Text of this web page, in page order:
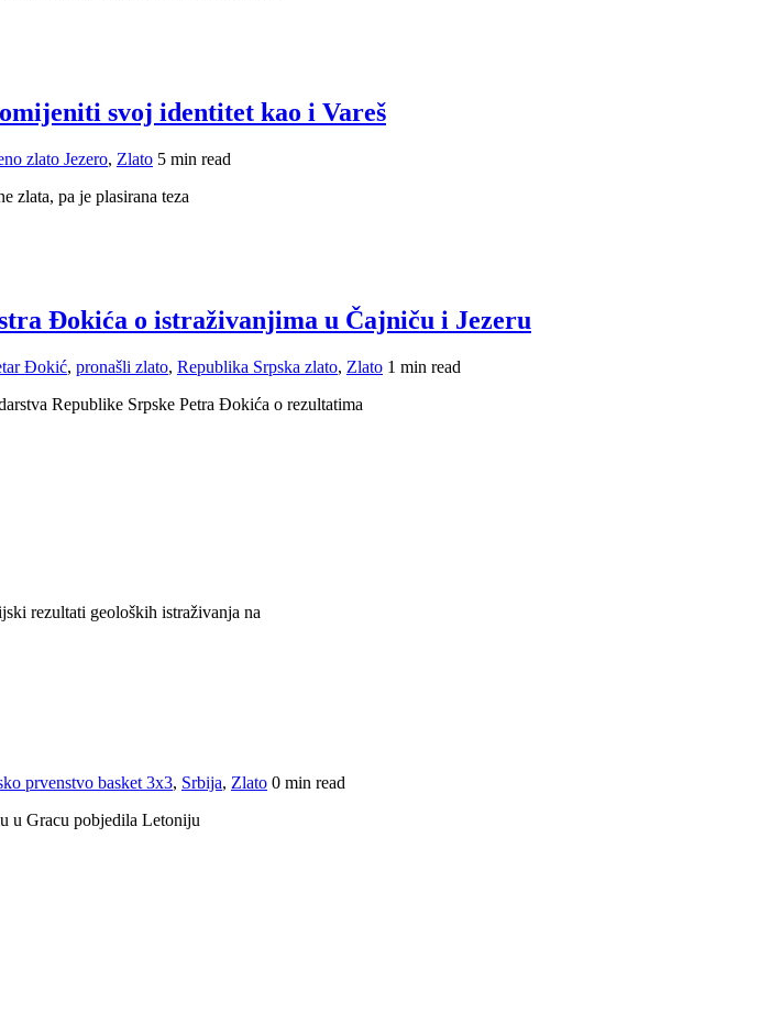
svoj identitet kao i Vareš
zlato Jezero, Zlato 5 min read
zlata, pa je plasirana teza
Đokića o istraživanjima u Čajniču i Jezeru
Đokić, pronašli zlato, Republika Srpska zlato, Zlato 1 min read
Republike Srpske Petra Đokića o rezultatima
rezultati geoloških istraživanja na
prvenstvo basket 3x3, Srbija, Zlato 0 min read
u Gracu pobjedila Letoniju